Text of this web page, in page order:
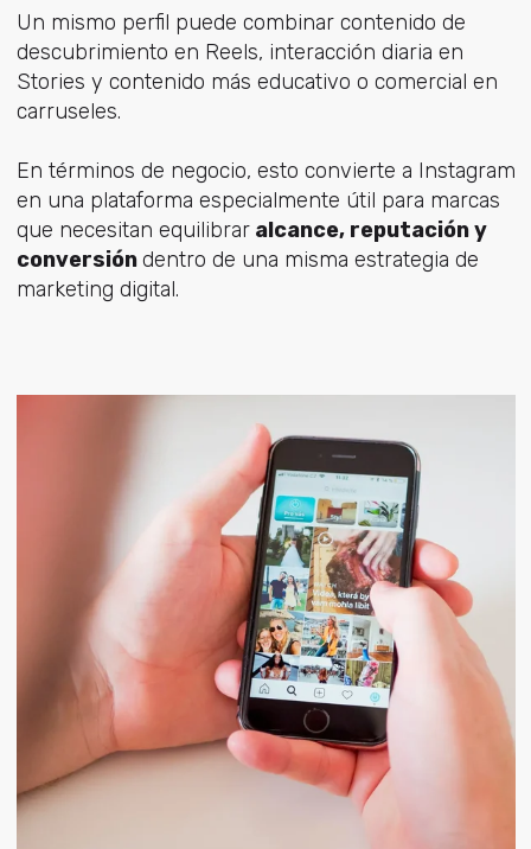
Un mismo perfil puede combinar contenido de
descubrimiento en Reels, interacción diaria en
Stories y contenido más educativo o comercial en
carruseles.
En términos de negocio, esto convierte a Instagram
en una plataforma especialmente útil para marcas
que necesitan equilibraralcance, reputación y
conversióndentro de una misma estrategia de
marketing digital.